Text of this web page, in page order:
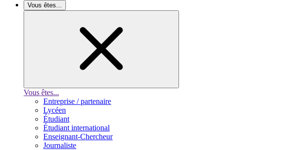
Vous êtes...
Vous êtes...
Entreprise / partenaire
Lycéen
Étudiant
Étudiant international
Enseignant-Chercheur
Journaliste